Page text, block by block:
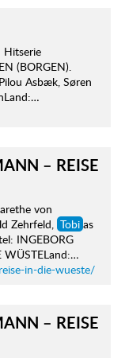
Hitserie
(BORGEN).
Asbæk, Søren
– REISE
von
Zehrfeld, Tobi as
INGEBORG
WÜSTELand:…
in-die-wueste/
– REISE